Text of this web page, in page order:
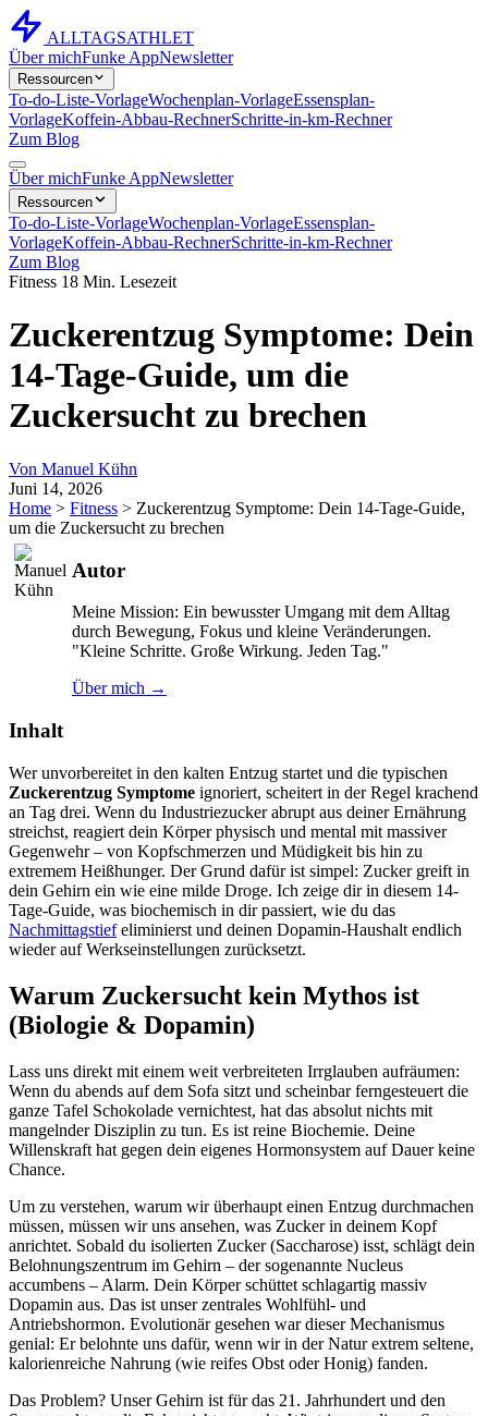
ALLTAGSATHLET
Über michFunke AppNewsletter
Ressourcen
To-do-Liste-VorlageWochenplan-VorlageEssensplan-
VorlageKoffein-Abbau-RechnerSchritte-in-km-Rechner
Zum Blog
Über michFunke AppNewsletter
Ressourcen
To-do-Liste-VorlageWochenplan-VorlageEssensplan-
VorlageKoffein-Abbau-RechnerSchritte-in-km-Rechner
Zum Blog
Fitness 18 Min. Lesezeit
Zuckerentzug Symptome: Dein
14-Tage-Guide, um die
Zuckersucht zu brechen
Von Manuel Kühn
Juni 14, 2026
Home > Fitness > Zuckerentzug Symptome: Dein 14-Tage-Guide,
um die Zuckersucht zu brechen
Autor
Meine Mission: Ein bewusster Umgang mit dem Alltag
durch Bewegung, Fokus und kleine Veränderungen.
"Kleine Schritte. Große Wirkung. Jeden Tag."
Über mich →
Inhalt
Wer unvorbereitet in den kalten Entzug startet und die typischen
Zuckerentzug Symptome ignoriert, scheitert in der Regel krachend
an Tag drei. Wenn du Industriezucker abrupt aus deiner Ernährung
streichst, reagiert dein Körper physisch und mental mit massiver
Gegenwehr – von Kopfschmerzen und Müdigkeit bis hin zu
extremem Heißhunger. Der Grund dafür ist simpel: Zucker greift in
dein Gehirn ein wie eine milde Droge. Ich zeige dir in diesem 14-
Tage-Guide, was biochemisch in dir passiert, wie du das
Nachmittagstiefeliminierst und deinen Dopamin-Haushalt endlich
wieder auf Werkseinstellungen zurücksetzt.
Warum Zuckersucht kein Mythos ist
(Biologie & Dopamin)
Lass uns direkt mit einem weit verbreiteten Irrglauben aufräumen:
Wenn du abends auf dem Sofa sitzt und scheinbar ferngesteuert die
ganze Tafel Schokolade vernichtest, hat das absolut nichts mit
mangelnder Disziplin zu tun. Es ist reine Biochemie. Deine
Willenskraft hat gegen dein eigenes Hormonsystem auf Dauer keine
Chance.
Um zu verstehen, warum wir überhaupt einen Entzug durchmachen
müssen, müssen wir uns ansehen, was Zucker in deinem Kopf
anrichtet. Sobald du isolierten Zucker (Saccharose) isst, schlägt dein
Belohnungszentrum im Gehirn – der sogenannte Nucleus
accumbens – Alarm. Dein Körper schüttet schlagartig massiv
Dopamin aus. Das ist unser zentrales Wohlfühl- und
Antriebshormon. Evolutionär gesehen war dieser Mechanismus
genial: Er belohnte uns dafür, wenn wir in der Natur extrem seltene,
kalorienreiche Nahrung (wie reifes Obst oder Honig) fanden.
Das Problem? Unser Gehirn ist für das 21. Jahrhundert und den